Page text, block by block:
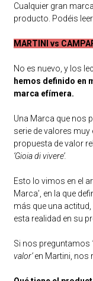
Cualquier gran
producto. Podéis leer
MARTINI vs
No es nuevo, y los
hemos definido en
marca efímera.
Una Marca que nos
serie de valores
propuesta de valor
‘Gioia di vivere’.
Esto lo vimos en el
Marca’, en la que
más que una
esta realidad en su
Si nos preguntamos
valor’en Martini, nos